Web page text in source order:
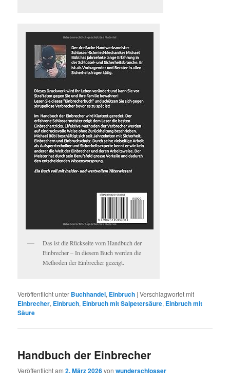
Das ist die Rückseite vom Handbuch der
Einbrecher – In diesem Buch werden die
Methoden der Einbrecher gezeigt.
Veröffentlicht unter Buchhandel, Einbruch |Verschlagwortet mit
Einbrecher, Einbruch, Einbruch mit Salpetersäure, Einbruch mit
Säure
Handbuch der Einbrecher
Veröffentlicht am2. März 2026vonwunderschlosser